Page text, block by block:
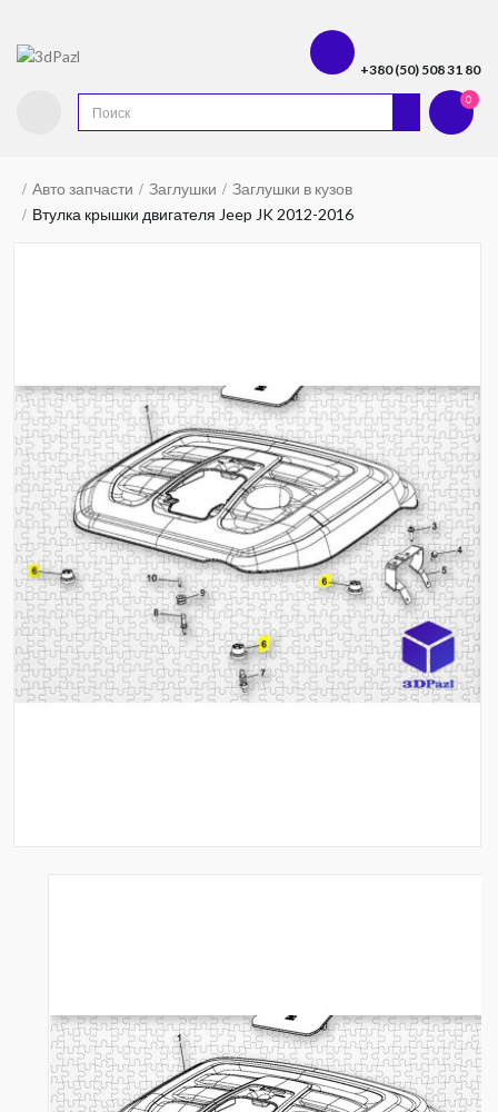
+380 (50) 508 31 80
0
Авто запчасти Заглушки
Заглушки в кузов
Втулка крышки двигателя Jeep JK 2012-2016